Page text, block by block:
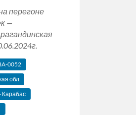
перегоне
—
0052
обл
Карабас